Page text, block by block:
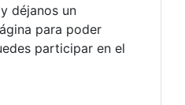
y déjanos un
para poder
participar en el